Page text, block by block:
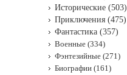
Исторические (503)
Приключения (475)
Фантастика (357)
Военные (334)
Фэнтезийные (271)
Биографии (161)